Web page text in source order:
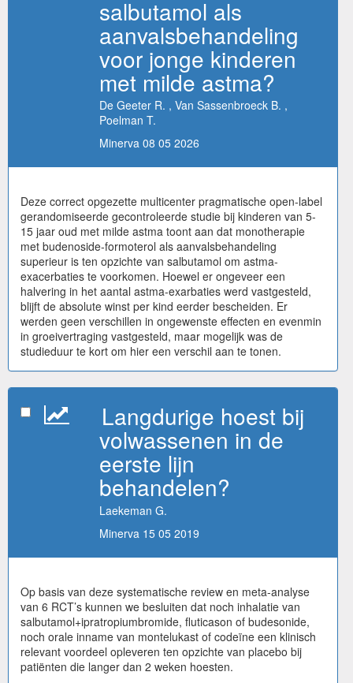
salbutamol als
aanvalsbehandeling
voor jonge kinderen
met milde astma?
De Geeter R. , Van Sassenbroeck B. ,
Poelman T.
Minerva 08 05 2026
Deze correct opgezette multicenter pragmatische open-label
gerandomiseerde gecontroleerde studie bij kinderen van 5-
15 jaar oud met milde astma toont aan dat monotherapie
met budenoside-formoterol als aanvalsbehandeling
superieur is ten opzichte van salbutamol om astma-
exacerbaties te voorkomen. Hoewel er ongeveer een
halvering in het aantal astma-exarbaties werd vastgesteld,
blijft de absolute winst per kind eerder bescheiden. Er
werden geen verschillen in ongewenste effecten en evenmin
in groeivertraging vastgesteld, maar mogelijk was de
studieduur te kort om hier een verschil aan te tonen.
Langdurige hoest bij
volwassenen in de
eerste lijn
behandelen?
Laekeman G.
Minerva 15 05 2019
Op basis van deze systematische review en meta-analyse
van 6 RCT’s kunnen we besluiten dat noch inhalatie van
salbutamol+ipratropiumbromide, fluticason of budesonide,
noch orale inname van montelukast of codeïne een klinisch
relevant voordeel opleveren ten opzichte van placebo bij
patiënten die langer dan 2 weken hoesten.